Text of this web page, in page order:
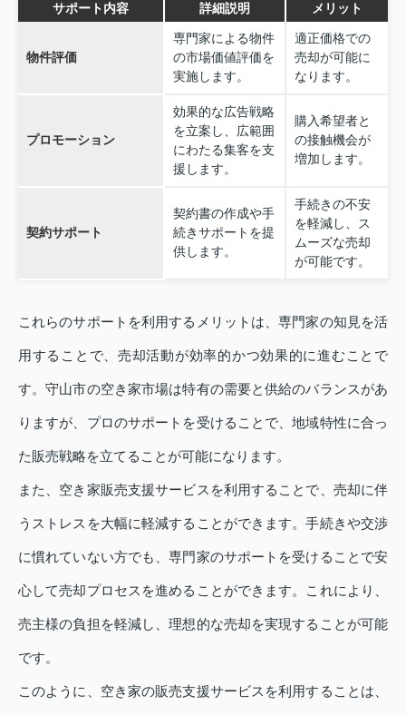
サポート内容 詳細説明 メリット
物件評価
専門家による物件
の市場価値評価を
実施します。
適正価格での
売却が可能に
なります。
プロモーション
効果的な広告戦略
を立案し、広範囲
にわたる集客を支
援します。
購入希望者と
の接触機会が
増加します。
契約サポート
契約書の作成や手
続きサポートを提
供します。
手続きの不安
を軽減し、ス
ムーズな売却
が可能です。
これらのサポートを利用するメリットは、専門家の知見を活
用することで、売却活動が効率的かつ効果的に進むことで
す。守山市の空き家市場は特有の需要と供給のバランスがあ
りますが、プロのサポートを受けることで、地域特性に合っ
た販売戦略を立てることが可能になります。
また、空き家販売支援サービスを利用することで、売却に伴
うストレスを大幅に軽減することができます。手続きや交渉
に慣れていない方でも、専門家のサポートを受けることで安
心して売却プロセスを進めることができます。これにより、
売主様の負担を軽減し、理想的な売却を実現することが可能
です。
このように、空き家の販売支援サービスを利用することは、